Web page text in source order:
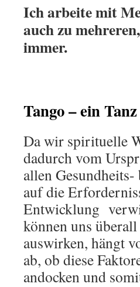
Ich arbeite mit
auch zu
immer.
Tango – ein
Da wir spirituelle
dadurch vom
allen
auf die
Entwicklung
können uns
auswirken, hängt
ab, ob diese
andocken und